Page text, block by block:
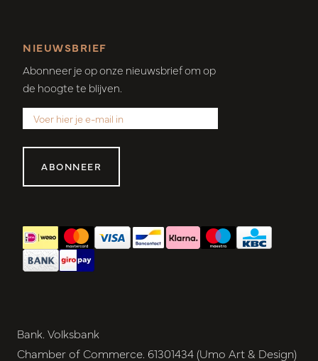
NIEUWSBRIEF
Abonneer je op onze nieuwsbrief om op
de hoogte te blijven.
ABONNEER
Bank. Volksbank
Chamber of Commerce. 61301434 (Umo Art & Design)